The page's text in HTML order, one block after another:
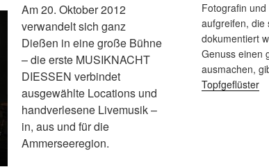
Am 20. Oktober 2012
verwandelt sich ganz
Dießen in eine große Bühne
– die erste MUSIKNACHT
DIESSEN verbindet
ausgewählte Locations und
handverlesene Livemusik –
in, aus und für die
Ammerseeregion.
Fotografin
aufgreifen, die
dokumentiert
Genuss einen
ausmachen,
Topfgeflüster